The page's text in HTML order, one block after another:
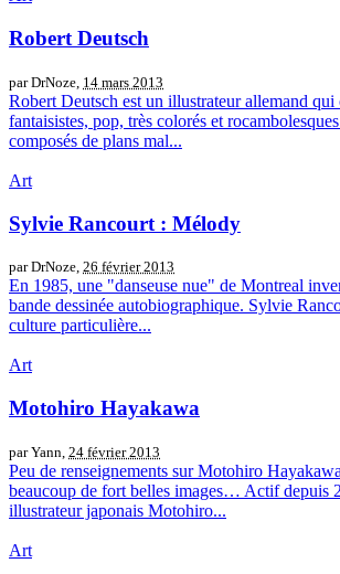
Robert Deutsch
par DrNoze, 14 mars 2013
Robert Deutsch est un illustrateur allemand qui
fantaisistes, pop, très colorés et
composés de plans mal...
Art
Sylvie Rancourt : Mélody
par DrNoze, 26 février 2013
En 1985, une "danseuse nue" de Montreal
bande dessinée autobiographique. Sylvie
culture particulière...
Art
Motohiro Hayakawa
par Yann, 24 février 2013
Peu de renseignements sur Motohiro
beaucoup de fort belles images… Actif depuis
illustrateur japonais Motohiro...
Art